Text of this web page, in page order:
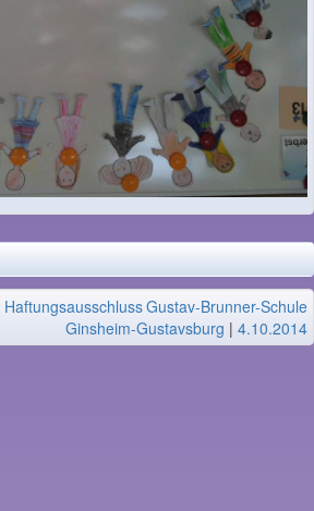
HaftungsausschlussGustav-Brunner-Schule
Ginsheim-Gustavsburg | 4.10.2014